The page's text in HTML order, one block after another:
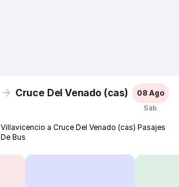
Cruce Del Venado (cas) 08 Ago
Sáb
Villavicencio a Cruce Del Venado (cas) Pasajes
De Bus